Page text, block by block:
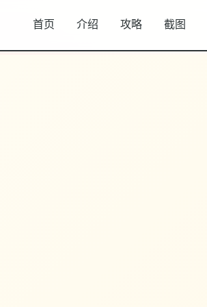
首页 介绍 攻略 截图